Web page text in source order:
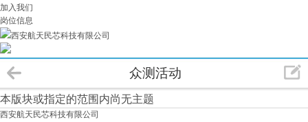
加入我们
岗位信息
西安航天民芯科技有限公司
众测活动
本版块或指定的范围内尚无主题
西安航天民芯科技有限公司